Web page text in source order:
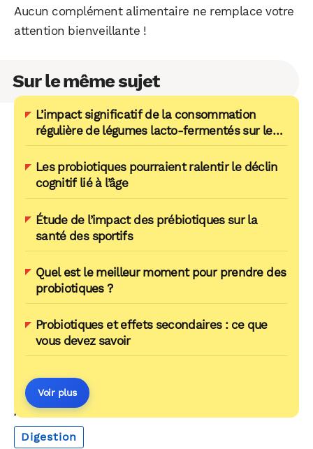
Aucun complément alimentaire ne remplace votre
attention bienveillante !
Sur le même sujet
L’impact significatif de la consommation
régulière de légumes lacto-fermentés sur le
métabolome intestinal
Les probiotiques pourraient ralentir le déclin
cognitif lié à l’âge
Étude de l’impact des prébiotiques sur la
santé des sportifs
Quel est le meilleur moment pour prendre des
probiotiques ?
Probiotiques et effets secondaires : ce que
vous devez savoir
Voir plus
AUTOUR DU MÊME THÈME
Digestion